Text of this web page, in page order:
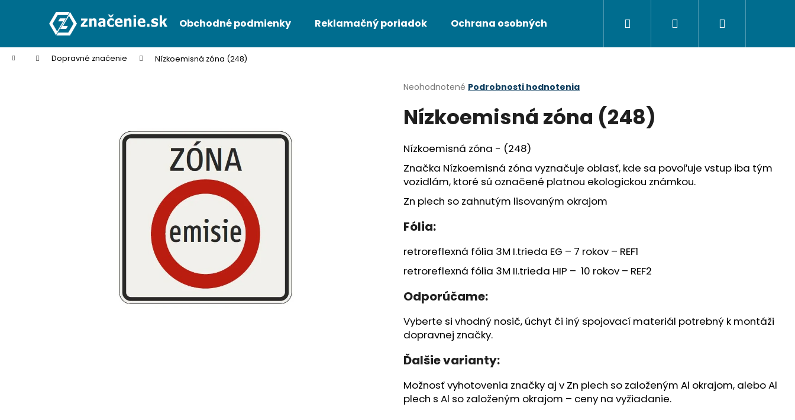
Obchodné podmienky Reklamačný poriadok Ochrana osobných údajov Napíšte nám
Hľadať PrihlásenieNákupný
Domov Dopravné značenie Nízkoemisná zóna (248)
Priemerné
produktu
je
z
5
hviezdičiek.
Neohodnotené Podrobnosti hodnotenia
Nízkoemisná zóna (248)
Nízkoemisná zóna - (248)
Značka Nízkoemisná zóna vyznačuje oblasť, kde sa povoľuje vstup iba tým
vozidlám, ktoré sú označené platnou ekologickou známkou.
Zn plech so zahnutým lisovaným okrajom
Fólia:
retroreflexná fólia 3M I.trieda EG – 7 rokov – REF1
retroreflexná fólia 3M II.trieda HIP – 10 rokov – REF2
Odporúčame:
Vyberte si vhodný nosič, úchyt či iný spojovací materiál potrebný k montáži
dopravnej značky.
Ďalšie varianty:
Možnosť vyhotovenia značky aj v Zn plech so založeným Al okrajom, alebo Al
plech s Al so založeným okrajom – ceny na vyžiadanie.
í
Späť
do
obchodu
Späť
do
obchodu
HĽADAŤ
KÔŠ NA TRIEDENÝ ODPAD